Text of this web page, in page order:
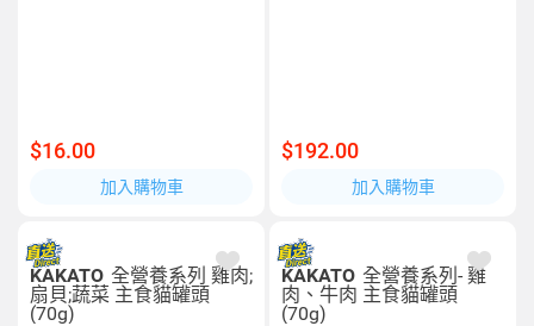
$16.00
加入購物車
$192.00
加入購物車
KAKATO 全營養系列 雞肉;
扇貝;蔬菜 主食貓罐頭
(70g)
KAKATO 全營養系列- 雞
肉、牛肉 主食貓罐頭
(70g)